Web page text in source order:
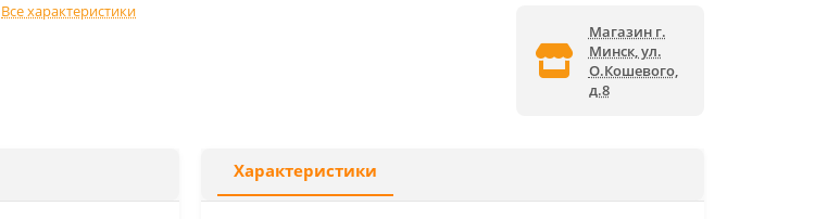
Все характеристики
Магазин г.
Минск, ул.
О.Кошевого,
д.8
Характеристики